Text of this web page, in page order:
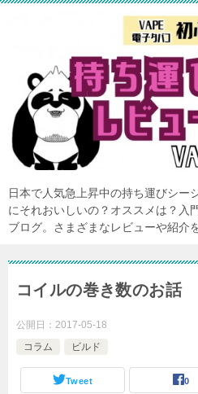
日本で人気急上昇中の持ち運びシー
にそれおいしいの？オススメは？入
ブログ。さまざまなレビューや紹介
コイルの巻き数のお話
公開日： 2017-05-18
コラム
ビルド
Tweet 0